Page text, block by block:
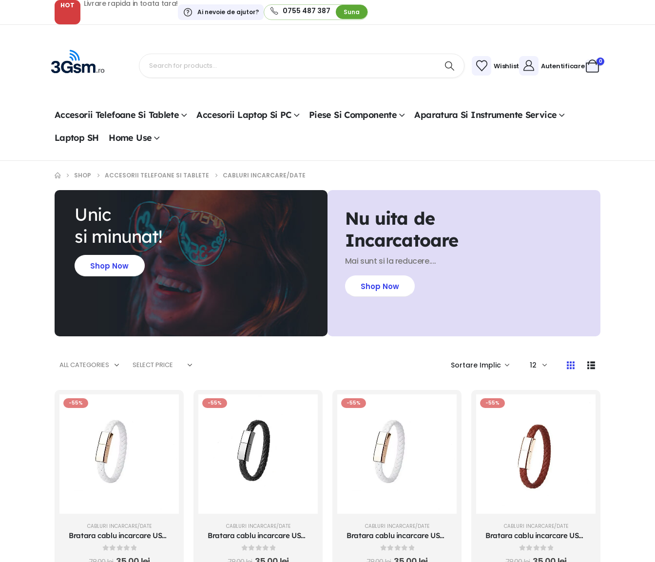
HOT Livrare rapida in toata tara!
Ai nevoie de ajutor? 0755 487 387 Suna
Wishlist Autentificare
0
Accesorii Telefoane Si Tablete Accesorii Laptop Si PC Piese Si Componente Aparatura Si Instrumente Service
Laptop SH Home Use
SHOP ACCESORII TELEFOANE SI TABLETE CABLURI INCARCARE/DATE
Unic
si minunat!
Shop Now
Nu uita de
Incarcatoare
Mai sunt si la reducere....
Shop Now
ALL CATEGORIES SELECT PRICE
-55%
CABLURI INCARCARE/DATE
Bratara cablu incarcare USB - Iphone Lightning telefon mobil 22.5 cm alba
out of 5
-55%
CABLURI INCARCARE/DATE
Bratara cablu incarcare USB – Iphone Lightning telefon mobil 22.5 cm neagra
out of 5
-55%
CABLURI INCARCARE/DATE
Bratara cablu incarcare USB Type C telefon mobil fast charge 22.5 cm alba
out of 5
-55%
CABLURI INCARCARE/DATE
Bratara cablu incarcare USB Type C telefon mobil fast charge 22.5 cm maro
out of 5